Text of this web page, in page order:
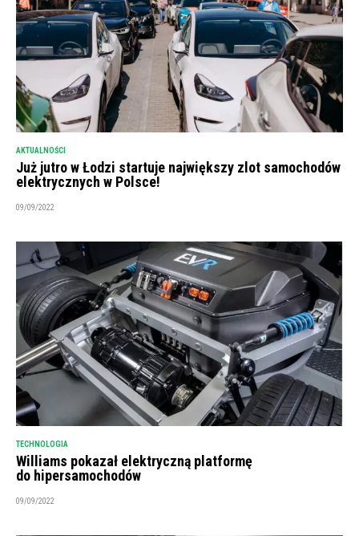
AKTUALNOŚCI
Już jutro w Łodzi startuje największy zlot samochodów
elektrycznych w Polsce!
09/09/2022
TECHNOLOGIA
Williams pokazał elektryczną platformę
do hipersamochodów
09/09/2022